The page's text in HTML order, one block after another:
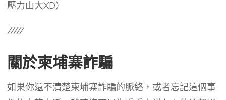
壓力山大XD）
​/////
關於柬埔寨詐騙
如果你還不清楚柬埔寨詐騙的脈絡，或者忘記這個事